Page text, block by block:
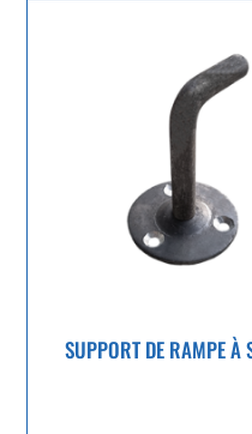
SUPPORT DE RAMPE À